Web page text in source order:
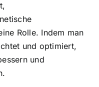
Rolle. Indem man
und optimiert,
und